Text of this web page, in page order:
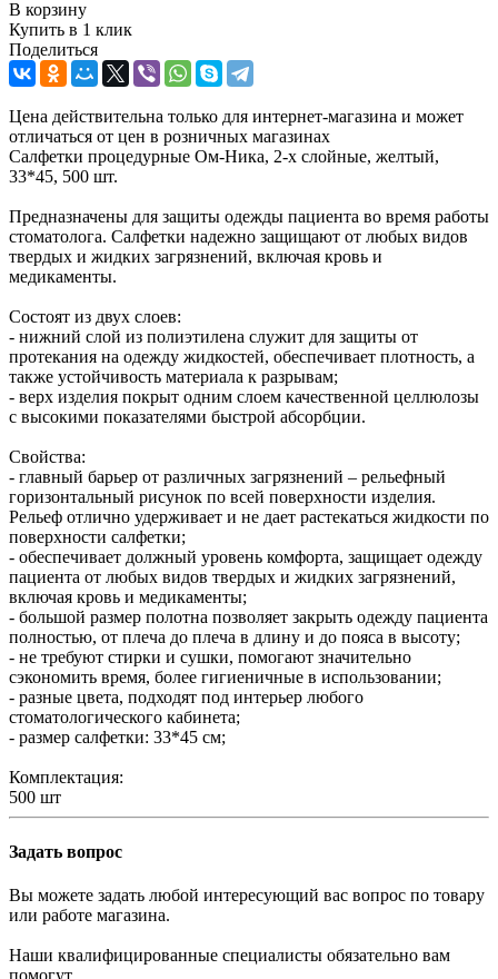
В корзину
Купить в 1 клик
Поделиться
Цена действительна только для интернет-магазина и может
отличаться от цен в розничных магазинах
Салфетки процедурные Ом-Ника, 2-х слойные, желтый,
33*45, 500 шт.
Предназначены для защиты одежды пациента во время работы
стоматолога. Салфетки надежно защищают от любых видов
твердых и жидких загрязнений, включая кровь и
медикаменты.
Состоят из двух слоев:
- нижний слой из полиэтилена служит для защиты от
протекания на одежду жидкостей, обеспечивает плотность, а
также устойчивость материала к разрывам;
- верх изделия покрыт одним слоем качественной целлюлозы
с высокими показателями быстрой абсорбции.
Свойства:
- главный барьер от различных загрязнений – рельефный
горизонтальный рисунок по всей поверхности изделия.
Рельеф отлично удерживает и не дает растекаться жидкости по
поверхности салфетки;
- обеспечивает должный уровень комфорта, защищает одежду
пациента от любых видов твердых и жидких загрязнений,
включая кровь и медикаменты;
- большой размер полотна позволяет закрыть одежду пациента
полностью, от плеча до плеча в длину и до пояса в высоту;
- не требуют стирки и сушки, помогают значительно
сэкономить время, более гигиеничные в использовании;
- разные цвета, подходят под интерьер любого
стоматологического кабинета;
- размер салфетки: 33*45 см;
Комплектация:
500 шт
Задать вопрос
Вы можете задать любой интересующий вас вопрос по товару
или работе магазина.
Наши квалифицированные специалисты обязательно вам